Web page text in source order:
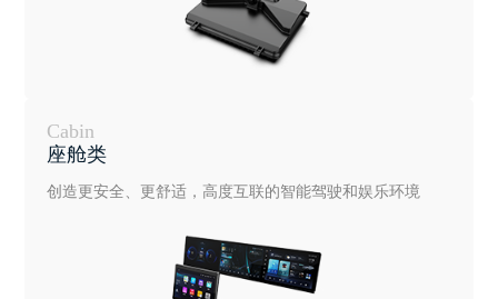
Cabin
座舱类
创造更安全、更舒适，高度互联的智能驾驶和娱乐环境